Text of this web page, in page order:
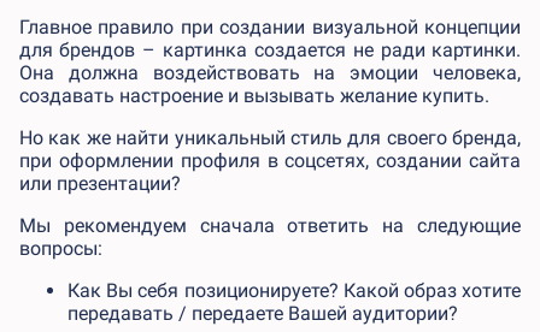
Главное правило при создании визуальной концепции
для брендов – картинка создается не ради картинки.
Она должна воздействовать на эмоции человека,
создавать настроение и вызывать желание купить.
Но как же найти уникальный стиль для своего бренда,
при оформлении профиля в соцсетях, создании сайта
или презентации?
Мы рекомендуем сначала ответить на следующие
вопросы:
Как Вы себя позиционируете? Какой образ хотите
передавать / передаете Вашей аудитории?